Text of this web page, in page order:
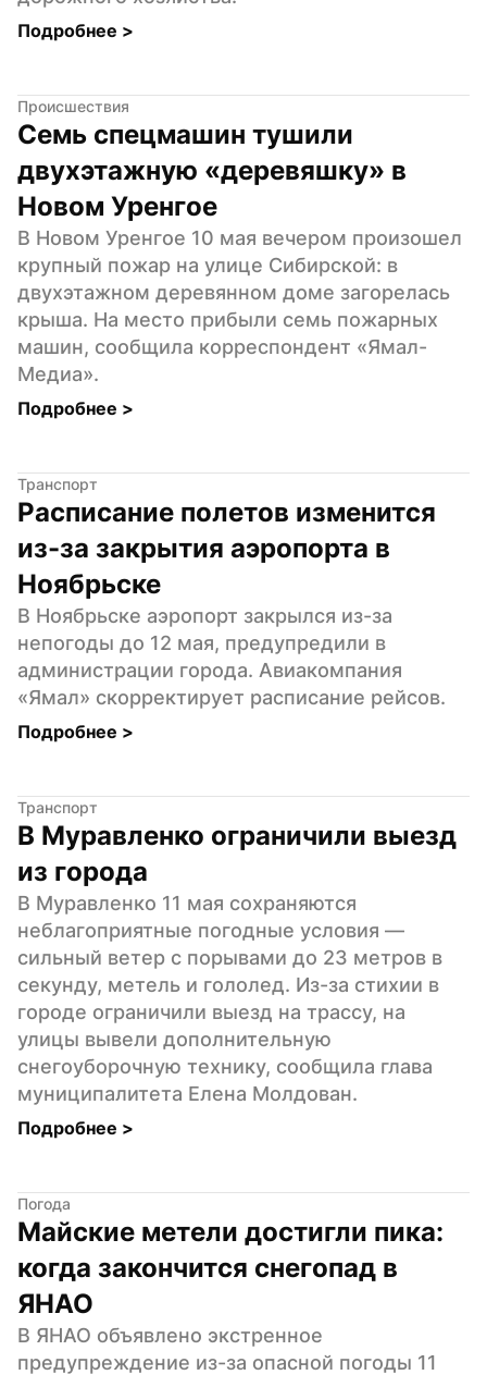
Подробнее >
Происшествия
Семь спецмашин тушили
двухэтажную «деревяшку» в
Новом Уренгое
В Новом Уренгое 10 мая вечером произошел
крупный пожар на улице Сибирской: в
двухэтажном деревянном доме загорелась
крыша. На место прибыли семь пожарных
машин, сообщила корреспондент «Ямал-
Медиа».
Подробнее >
Транспорт
Расписание полетов изменится
из-за закрытия аэропорта в
Ноябрьске
В Ноябрьске аэропорт закрылся из-за
непогоды до 12 мая, предупредили в
администрации города. Авиакомпания
«Ямал» скорректирует расписание рейсов.
Подробнее >
Транспорт
В Муравленко ограничили выезд
из города
В Муравленко 11 мая сохраняются
неблагоприятные погодные условия —
сильный ветер с порывами до 23 метров в
секунду, метель и гололед. Из-за стихии в
городе ограничили выезд на трассу, на
улицы вывели дополнительную
снегоуборочную технику, сообщила глава
муниципалитета Елена Молдован.
Подробнее >
Погода
Майские метели достигли пика:
когда закончится снегопад в
ЯНАО
В ЯНАО объявлено экстренное
предупреждение из-за опасной погоды 11